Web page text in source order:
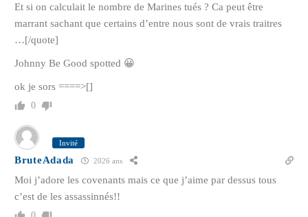
Et si on calculait le nombre de Marines tués ? Ca peut être
marrant sachant que certains d’entre nous sont de vrais traitres
…[/quote]
Johnny Be Good spotted 😀
ok je sors ====>[]
0
Invité
BruteAdada 2026 ans
Moi j’adore les covenants mais ce que j’aime par dessus tous
c’est de les assassinnés!!